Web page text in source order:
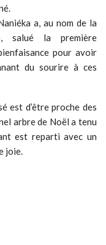
a, au nom de la
salué la première
pour avoir
du sourire à ces
est d’être proche des
arbre de Noël a tenu
est reparti avec un
joie.